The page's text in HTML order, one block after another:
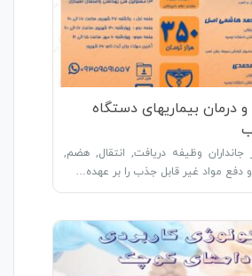
بیماریهای دستگاه
وظیفه دریافت, انتقال, هضم,
دفع مواد غیر قابل جذب را بر عهده…